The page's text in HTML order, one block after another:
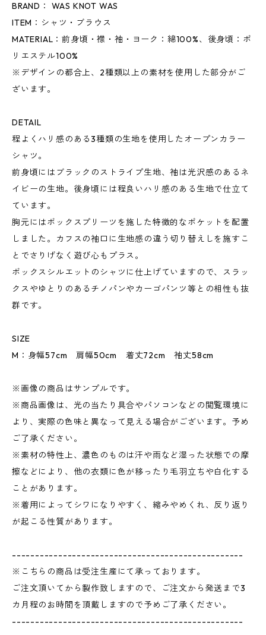
BRAND： WAS KNOT WAS
ITEM：シャツ・ブラウス
MATERIAL：前身頃・襟・袖・ヨーク：綿100%、後身頃：ポ
リエステル100%
※デザインの都合上、2種類以上の素材を使用した部分がご
ざいます。
DETAIL
程よくハリ感のある3種類の生地を使用したオープンカラー
シャツ。
前身頃にはブラックのストライプ生地、袖は光沢感のあるネ
イビーの生地。後身頃には程良いハリ感のある生地で仕立て
ています。
胸元にはボックスプリーツを施した特徴的なポケットを配置
しました。カフスの袖口に生地感の違う切り替えしを施すこ
とでさりげなく遊び心もプラス。
ボックスシルエットのシャツに仕上げていますので、スラッ
クスやゆとりのあるチノパンやカーゴパンツ等との相性も抜
群です。
SIZE
M：身幅57cm 肩幅50cm 着丈72cm 袖丈58cm
※画像の商品はサンプルです。
※商品画像は、光の当たり具合やパソコンなどの閲覧環境に
より、実際の色味と異なって見える場合がございます。予め
ご了承ください。
※素材の特性上、濃色のものは汗や雨など湿った状態での摩
擦などにより、他の衣類に色が移ったり毛羽立ちや白化する
ことがあります。
※着用によってシワになりやすく、縮みやめくれ、反り返り
が起こる性質があります。
--------------------------------------------------
※こちらの商品は受注生産にて承っております。
ご注文頂いてから製作致しますので、ご注文から発送まで3
カ月程のお時間を頂戴しますので予めご了承ください。
--------------------------------------------------